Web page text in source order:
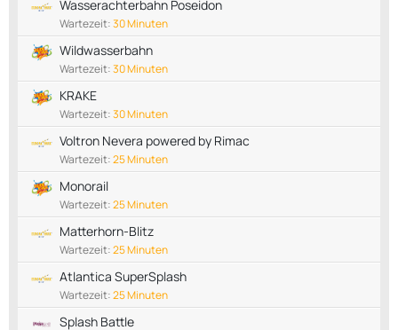
Wasserachterbahn Poseidon
Wartezeit:30 Minuten
Wildwasserbahn
Wartezeit:30 Minuten
KRAKE
Wartezeit:30 Minuten
Voltron Nevera powered by Rimac
Wartezeit:25 Minuten
Monorail
Wartezeit:25 Minuten
Matterhorn-Blitz
Wartezeit:25 Minuten
Atlantica SuperSplash
Wartezeit:25 Minuten
Splash Battle